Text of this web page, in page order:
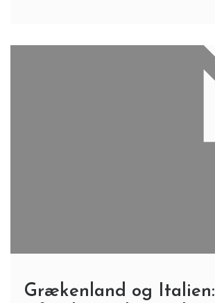
Grækenland og Italien: